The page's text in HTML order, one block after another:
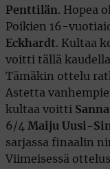
Penttilän. Hopea
Poikien 16-
Eckhardt. Kultaa
voitti tällä
Tämäkin ottelu
Astetta
kultaa voitti
6/4 Maiju Uusi-
sarjassa finaalin
Viimeisessä